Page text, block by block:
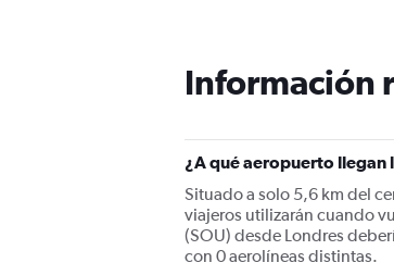
Información
¿A qué aeropuerto llegan
Situado a solo 5,6 km del
viajeros utilizarán cuando
(SOU) desde Londres
con 0 aerolíneas distintas.